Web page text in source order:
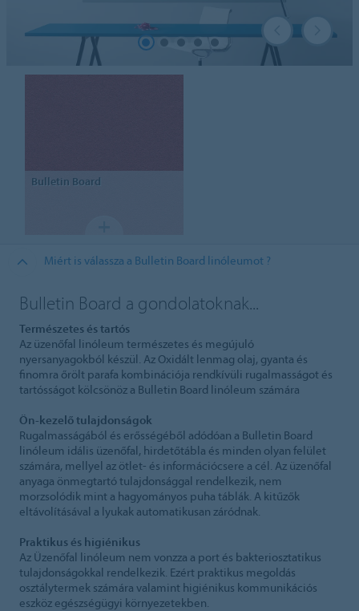
Bulletin Board
Miért is válassza a Bulletin Board linóleumot ?
Bulletin Board a gondolatoknak...
Természetes és tartós
Az üzenőfal linóleum természetes és megújuló
nyersanyagokból készül. Az Oxidált lenmag olaj, gyanta és
finomra őrölt parafa kombinációja rendkívüli rugalmasságot és
tartósságot kölcsönöz a Bulletin Board linóleum számára
Ön-kezelő tulajdonságok
Rugalmasságából és erősségéből adódóan a Bulletin Board
linóleum idális üzenőfal, hirdetőtábla és minden olyan felület
számára, mellyel az ötlet- és információcsere a cél. Az üzenőfal
anyaga önmegtartó tulajdonsággal rendelkezik, nem
morzsolódik mint a hagyományos puha táblák. A kitűzők
eltávolításával a lyukak automatikusan záródnak.
Praktikus és higiénikus
Az Üzenőfal linóleum nem vonzza a port és bakteriosztatikus
tulajdonságokkal rendelkezik. Ezért praktikus megoldás
osztálytermek számára valamint higiénikus kommunikációs
eszköz egészségügyi környezetekben.